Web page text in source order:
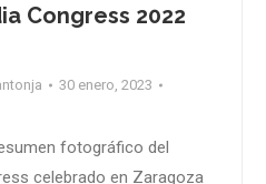
Congress 2022
30 enero, 2023
fotográfico del
celebrado en Zaragoza